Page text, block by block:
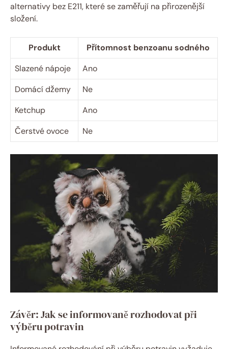
alternativy bez E211, které se zaměřují na přirozenější
složení.
Produkt
Přítomnost benzoanu sodného
Slazené nápoje
Ano
Domácí džemy
Ne
Ketchup
Ano
Čerstvé ovoce
Ne
Závěr: Jak se informovaně rozhodovat při
výběru potravin